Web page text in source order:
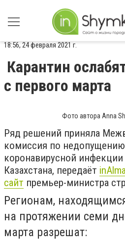
18:56, 24 февраля 2021 г.
Карантин
с первого марта
Фото автора Anna
Ряд решений приняла
комиссия по недопущению
коронавирусной инфекции
Казахстана, передаёт
сайт премьер-министра
Регионам,
на протяжении семи
марта разрешат: